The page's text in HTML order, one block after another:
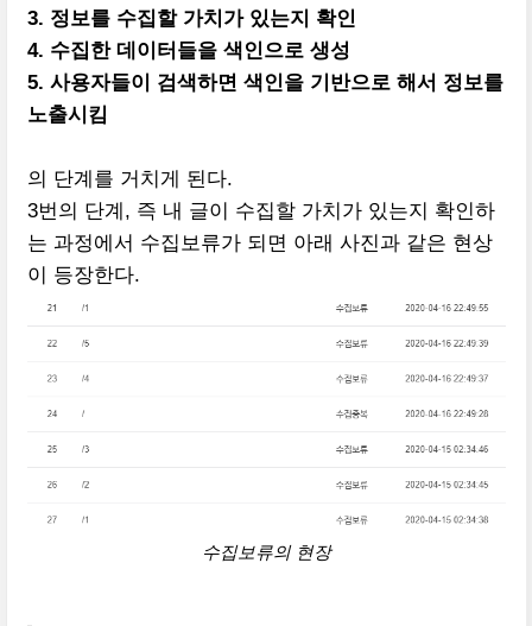
3. 정보를 수집할 가치가 있는지 확인
4. 수집한 데이터들을 색인으로 생성
5. 사용자들이 검색하면 색인을 기반으로 해서 정보를
노출시킴
의 단계를 거치게 된다.
3번의 단계, 즉 내 글이 수집할 가치가 있는지 확인하
는 과정에서 수집보류가 되면 아래 사진과 같은 현상
이 등장한다.
수집보류의 현장